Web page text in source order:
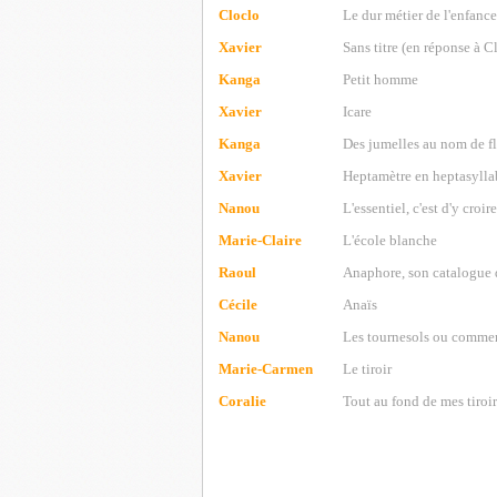
Cloclo
Le dur métier de l'enfance
Xavier
Sans titre (en réponse à
Kanga
Petit homme
Xavier
Icare
Kanga
Des jumelles au nom de
Xavier
Heptamètre en
Nanou
L'essentiel, c'est d'y croire
Marie-Claire
L'école blanche
Raoul
Anaphore, son catalogue
Cécile
Anaïs
Nanou
Les tournesols ou
Marie-Carmen
Le tiroir
Coralie
Tout au fond de mes